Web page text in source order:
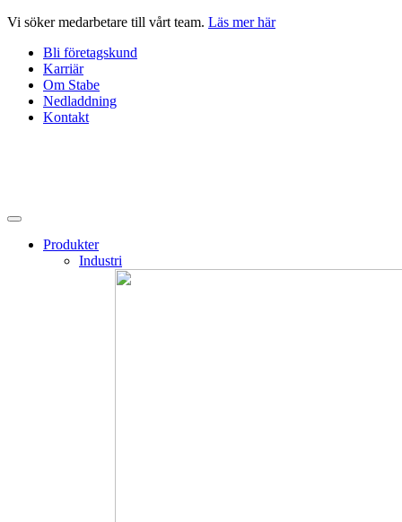
Hoppa
innehåll
Vi söker medarbetare till vårt team. Läs mer här
Bli företagskund
Karriär
Om Stabe
Nedladdning
Kontakt
Produkter
Industri